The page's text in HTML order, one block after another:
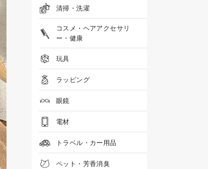
清掃・洗濯
コスメ・ヘアアクセサリ
ー・健康
玩具
ラッピング
眼鏡
電材
トラベル・カー用品
ペット・芳香消臭